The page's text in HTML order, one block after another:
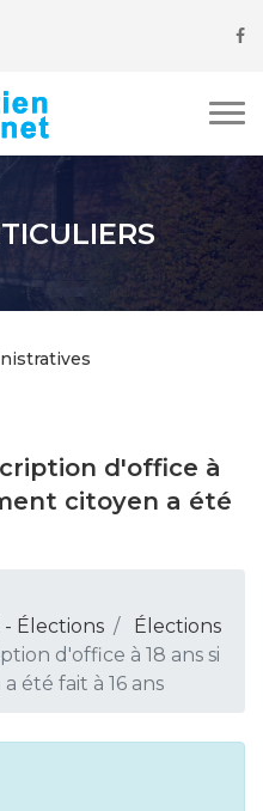
d'office à
citoyen a été
Élections
Élections
d'office à 18 ans si
été fait à 16 ans